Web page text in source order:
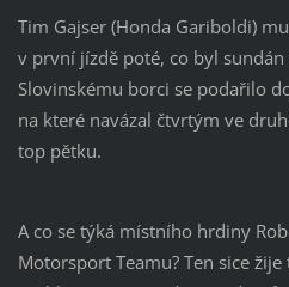
Tim Gajser (Honda Gariboldi)
v první jízdě poté, co byl sundán
Slovinskému borci se podařilo
na které navázal čtvrtým ve
top pětku.
A co se týká místního hrdiny
Motorsport Teamu? Ten sice